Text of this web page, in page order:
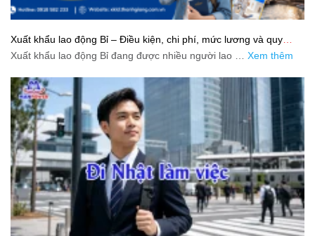
Xuất khẩu lao động Bỉ – Điều kiện, chi phí, mức lương và quy
trình chuẩn cho người lao động
Xuất khẩu lao động Bỉ đang được nhiều người lao … Xem thêm